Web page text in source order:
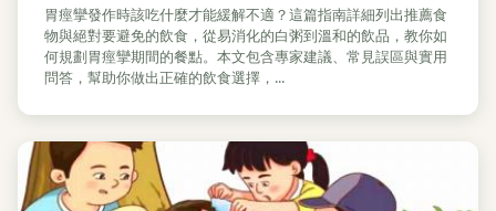
胃痙攣發作時該吃什麼才能緩解不適？這篇指南詳細列出推薦食
物與絕對要避免的飲食，從易消化的白粥到溫和的飲品，教你如
何規劃胃痙攣期間的餐點。本文包含專家建議、常見誤區與實用
問答，幫助你做出正確的飲食選擇，...